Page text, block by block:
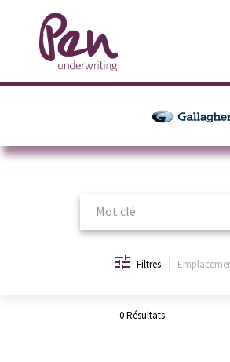
Job Search Page
Filtres
0 Résultats